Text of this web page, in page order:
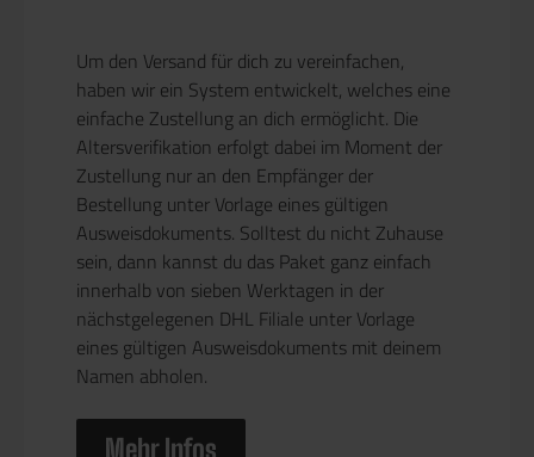
Um den Versand für dich zu vereinfachen,
haben wir ein System entwickelt, welches eine
einfache Zustellung an dich ermöglicht. Die
Altersverifikation erfolgt dabei im Moment der
Zustellung nur an den Empfänger der
Bestellung unter Vorlage eines gültigen
Ausweisdokuments. Solltest du nicht Zuhause
sein, dann kannst du das Paket ganz einfach
innerhalb von sieben Werktagen in der
nächstgelegenen DHL Filiale unter Vorlage
eines gültigen Ausweisdokuments mit deinem
Namen abholen.
Mehr Infos